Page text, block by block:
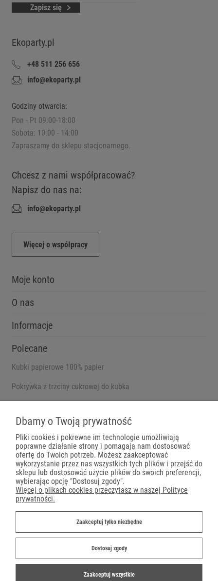
Zapisz się
Ekoparty.pl
+48 511 256 656
info@ekoparty.pl
Godziny otwarcia:
Pon - Pt 09:00-18:00
Sobota: 10:00 - 14:00
Zapraszamy do sklepu stacjonarnego.
Chcesz z nami współpracować?
Napisz do nas na:
info@ekoparty.pl
Więcej o współpracy
Moje konto
O nas
Informacje
Polecane
Kubki papierowe 100% papier
Pokrywka z trzciny cukrowej do kubka
Płatności
Dostawa
Dbamy o Twoją prywatność
Pliki cookies i pokrewne im technologie umożliwiają
poprawne działanie strony i pomagają nam dostosować
ofertę do Twoich potrzeb. Możesz zaakceptować
wykorzystanie przez nas wszystkich tych plików i przejść do
sklepu lub dostosować użycie plików do swoich preferencji,
wybierając opcję "Dostosuj zgody".
Więcej o plikach cookies przeczytasz w naszej Polityce
prywatności.
Zaakceptuj tylko niezbędne
Dostosuj zgody
Zaakceptuj wszystkie